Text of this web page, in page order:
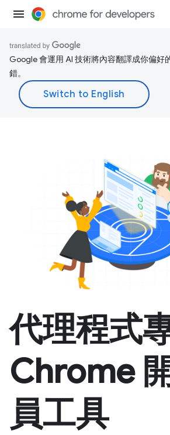
Google 會運用 AI 技術將內容翻譯成你偏好
錯。
代理程式
Chrome
員工具